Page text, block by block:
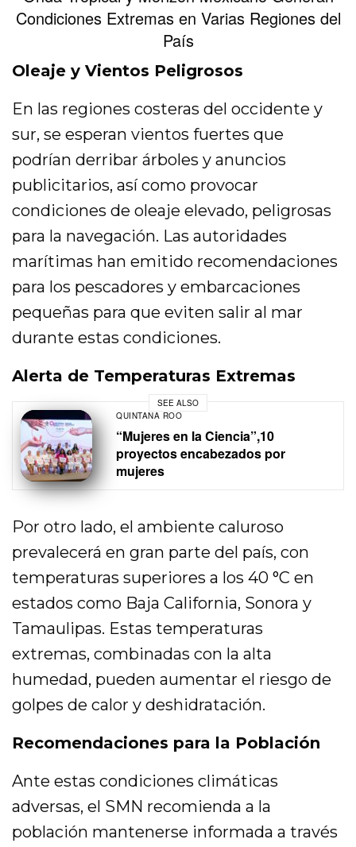
Condiciones Extremas en Varias Regiones del
País
Oleaje y Vientos Peligrosos
En las regiones costeras del occidente y
sur, se esperan vientos fuertes que
podrían derribar árboles y anuncios
publicitarios, así como provocar
condiciones de oleaje elevado, peligrosas
para la navegación. Las autoridades
marítimas han emitido recomendaciones
para los pescadores y embarcaciones
pequeñas para que eviten salir al mar
durante estas condiciones.
Alerta de Temperaturas Extremas
SEE ALSO
QUINTANA ROO
“Mujeres en la Ciencia”,10
proyectos encabezados por
mujeres
Por otro lado, el ambiente caluroso
prevalecerá en gran parte del país, con
temperaturas superiores a los 40 °C en
estados como Baja California, Sonora y
Tamaulipas. Estas temperaturas
extremas, combinadas con la alta
humedad, pueden aumentar el riesgo de
golpes de calor y deshidratación.
Recomendaciones para la Población
Ante estas condiciones climáticas
adversas, el SMN recomienda a la
población mantenerse informada a través